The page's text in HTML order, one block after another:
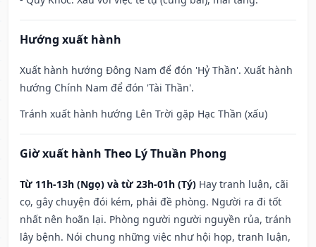
Hướng xuất hành
Xuất hành hướng Đông Nam để đón 'Hỷ Thần'. Xuất hành
hướng Chính Nam để đón 'Tài Thần'.
Tránh xuất hành hướng Lên Trời gặp Hạc Thần (xấu)
Giờ xuất hành Theo Lý Thuần Phong
Từ 11h-13h (Ngọ) và từ 23h-01h (Tý) Hay tranh luận, cãi
cọ, gây chuyện đói kém, phải đề phòng. Người ra đi tốt
nhất nên hoãn lại. Phòng người người nguyền rủa, tránh
lây bệnh. Nói chung những việc như hội họp, tranh luận,